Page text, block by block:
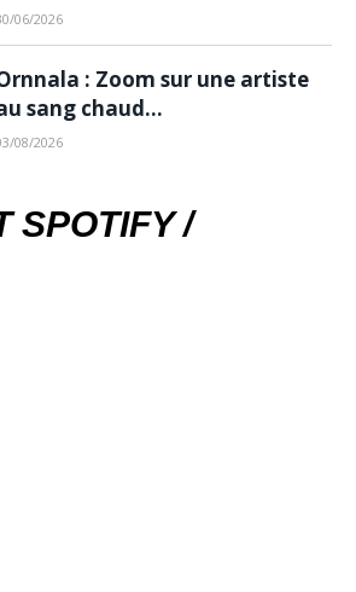
06/2026
: Zoom sur une artiste
sang chaud…
08/2026
SPOTIFY /